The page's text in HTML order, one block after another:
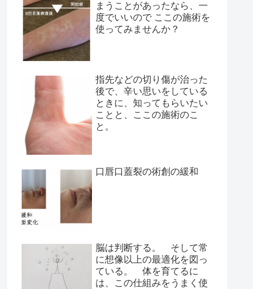
まうことがあったなら、一
度でいいので ここの施術を
使ってみませんか？
指先などの切り傷が治った
後で、辛い思いをしている
ときに、知ってもらいたい
ことと、ここの施術のこ
と。
口唇口蓋裂の術創の緩和
脳は判断する。 そして常
に想像以上の最適化を図っ
ている。 体を育てるに
は、この仕組みをうまく使